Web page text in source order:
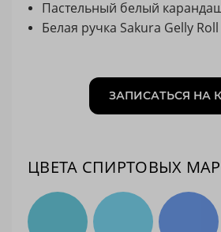
Пастельный белый
Белая ручка Sakura Gelly
ЗАПИСАТЬСЯ НА
ЦВЕТА СПИРТОВЫХ